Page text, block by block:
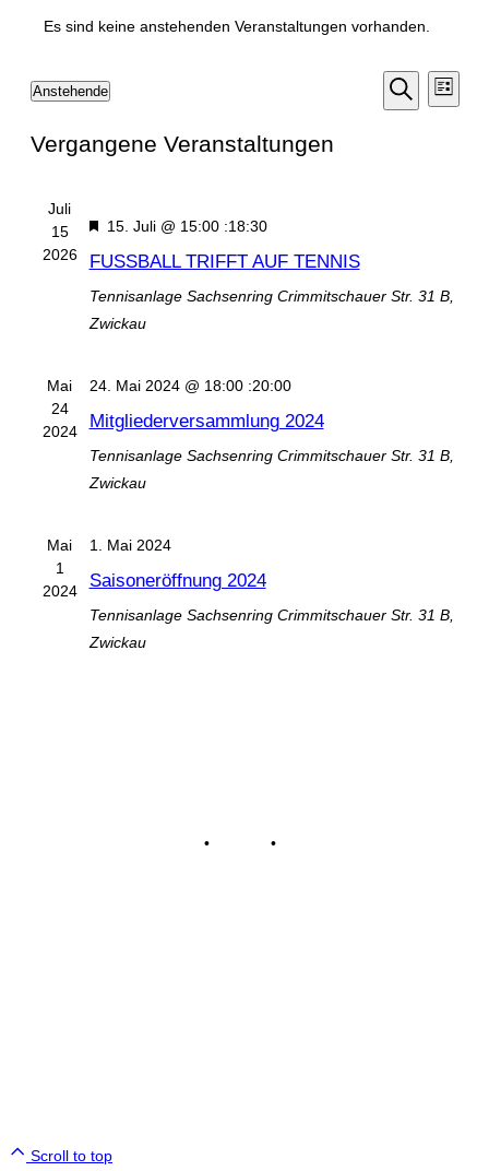
Es sind keine anstehenden Veranstaltungen vorhanden.
Suche
Suche
Liste
Anstehende
wählen.
Vergangene Veranstaltungen
Juli
15
2026
Hervorgehoben
15. Juli @ 15:00:18:30
FUSSBALL TRIFFT AUF TENNIS
Tennisanlage Sachsenring Crimmitschauer Str. 31 B,
Zwickau
Mai
24
2024
24. Mai 2024 @ 18:00:20:00
Mitgliederversammlung 2024
Tennisanlage Sachsenring Crimmitschauer Str. 31 B,
Zwickau
Mai
1
2024
1. Mai 2024
Saisoneröffnung 2024
Tennisanlage Sachsenring Crimmitschauer Str. 31 B,
Zwickau
• •
Scroll to top